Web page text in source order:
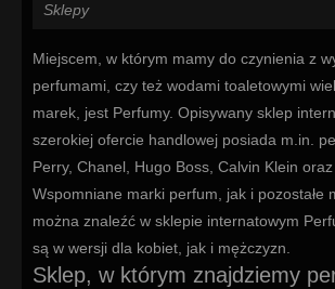
Sklepy
Miejscem, w którym mamy do czynienia z
perfumami, czy też wodami toaletowymi
marek, jest Perfumy. Opisywany sklep
szerokiej ofercie handlowej posiada m.in.
Perry, Chanel, Hugo Boss, Calvin Klein oraz
Wspomniane marki perfum, jak i pozostałe
można znaleźć w sklepie internatowym
są w wersji dla kobiet, jak i mężczyzn.
Sklep, w którym znajdziemy